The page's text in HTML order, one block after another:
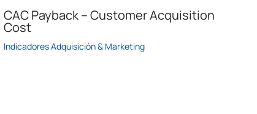
CAC Payback – Customer Acquisition
Cost
Indicadores Adquisición & Marketing